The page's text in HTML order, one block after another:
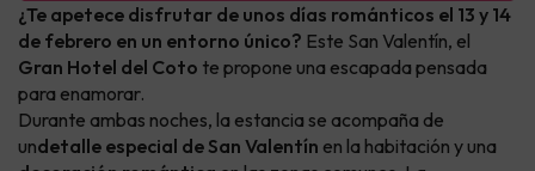
¿Te apetece disfrutar de unos días románticos el 13 y 14
de febrero en un entorno único? Este San Valentín, el
Gran Hotel del Coto te propone una escapada pensada
para enamorar.
Durante ambas noches, la estancia se acompaña de
undetalle especial de San Valentín en la habitación y una